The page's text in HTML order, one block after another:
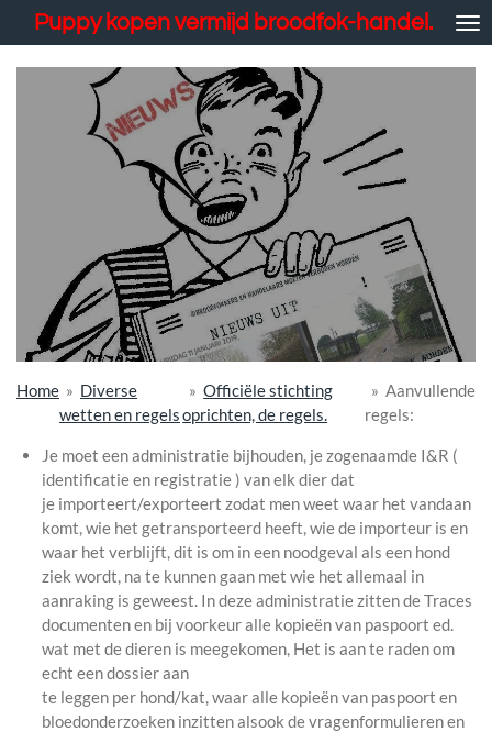
direct
naar
hoofdinhoud
Puppy kopen vermijd broodfok-handel.
Home » Diverse
wetten en regels
» Officiële stichting
oprichten, de regels.
» Aanvullende
regels:
Je moet een administratie bijhouden, je zogenaamde I&R (
identificatie en registratie ) van elk dier dat
je importeert/exporteert zodat men weet waar het vandaan
komt, wie het getransporteerd heeft, wie de importeur is en
waar het verblijft, dit is om in een noodgeval als een hond
ziek wordt, na te kunnen gaan met wie het allemaal in
aanraking is geweest. In deze administratie zitten de Traces
documenten en bij voorkeur alle kopieën van paspoort ed.
wat met de dieren is meegekomen, Het is aan te raden om
echt een dossier aan
te leggen per hond/kat, waar alle kopieën van paspoort en
bloedonderzoeken inzitten alsook de vragenformulieren en